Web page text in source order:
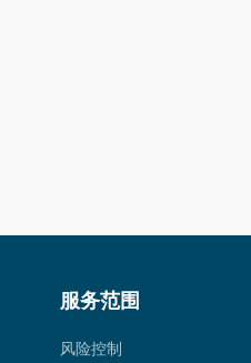
服务范围
风险控制